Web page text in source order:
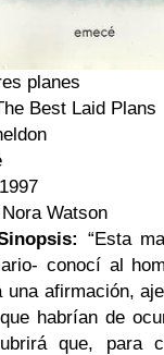
planes
Best Laid Plans
1997
Nora Watson
“Esta
conocí al
una afirmación,
habrían de
que, para